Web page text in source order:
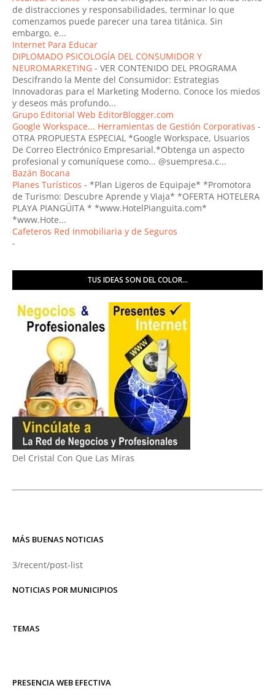
de distracciones y responsabilidades, terminar lo que
comenzamos puede parecer una tarea titánica. Sin
embargo, e...
Internet Para Educar
DIPLOMADO PSICOLOGÍA DEL CONSUMIDOR Y
NEUROMARKETING - VER CONTENIDO DEL PROGRAMA
Descifrando la Mente del Consumidor: Estrategias
Innovadoras para el Marketing Moderno. Conoce los miedos
y deseos más profundo...
Grupo Editorial Web EditorBlogger.com
Google Workspace... Herramientas de Gestión Corporativas -
OTRA PROPUESTA ESPECIAL *Google Workspace, Usuarios
De Correo Electrónico Empresarial.*Obtenga un aspecto
profesional y comuníquese como... @suempresa.c...
Bazán Bocana
Planes Turísticos - *Plan Ligeros de Equipaje* *Promotora
de Turismo: Descubre Aprende y Viaja* *OFERTA HOTELERA
PLAYA PIANGÜITA * *www.HotelPianguita.com*
*www.Hote...
Cafeteros Red Inmobiliaria y de Seguros
-
TUS IDEAS SON DEL COLOR...
Del Cristal Con Que Las Miras
MÁS BUENAS NOTICIAS
3/recent/post-list
NOTICIAS POR MUNICIPIOS
TEMAS
PRESENCIA WEB EFECTIVA